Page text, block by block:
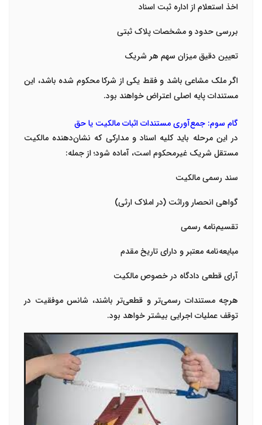
اخذ استعلام از اداره ثبت اسناد
بررسی حدود و مشخصات پلاک ثبتی
تعیین دقیق میزان سهم هر شریک
اگر ملک مشاعی باشد و فقط یکی از شرکا محکوم شده باشد، این
مستندات پایه اصلی اعتراض خواهند بود.
گام سوم: جمع‌آوری مستندات اثبات مالکیت یا حق
در این مرحله باید کلیه اسناد و مدارکی که نشان‌دهنده مالکیت
مستقل شریک غیرمحکوم است، آماده شود؛ از جمله:
سند رسمی مالکیت
گواهی انحصار وراثت (در املاک ارثی)
تقسیم‌نامه رسمی
مبایعه‌نامه معتبر و دارای تاریخ مقدم
آرای قطعی دادگاه در خصوص مالکیت
هرچه مستندات رسمی‌تر و قطعی‌تر باشند، شانس موفقیت در
توقف عملیات اجرایی بیشتر خواهد بود.